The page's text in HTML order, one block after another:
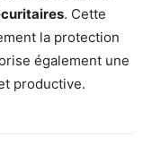
. Cette
la protection
également une
productive.